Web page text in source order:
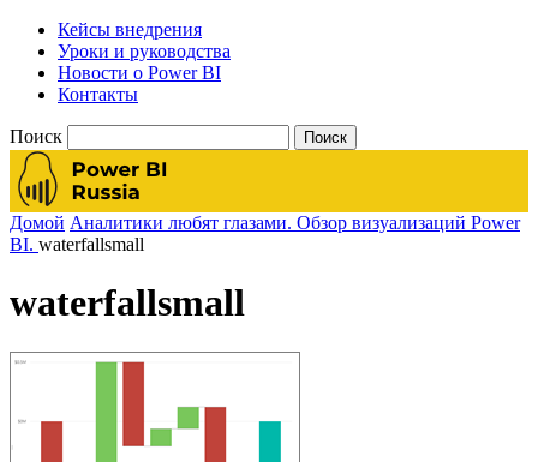
Кейсы внедрения
Уроки и руководства
Новости о Power BI
Контакты
Поиск
Домой Аналитики любят глазами. Обзор визуализаций Power
BI. waterfallsmall
waterfallsmall